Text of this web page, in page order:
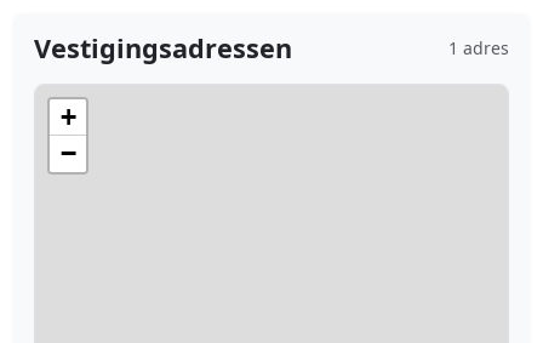
Vestigingsadressen 1 adres
+
−